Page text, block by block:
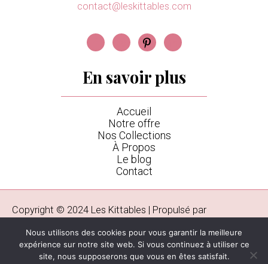
contact@leskittables.com
En savoir plus
Accueil
Notre offre
Nos Collections
À Propos
Le blog
Contact
Copyright © 2024 Les Kittables | Propulsé par
Politique de confidentialité Mentions légales
Nous utilisons des cookies pour vous garantir la meilleure
expérience sur notre site web. Si vous continuez à utiliser ce
site, nous supposerons que vous en êtes satisfait.